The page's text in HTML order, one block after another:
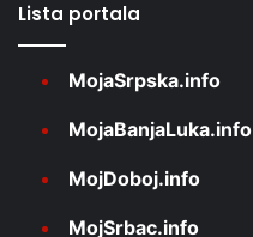
Lista portala
MojaSrpska.info
MojaBanjaLuka.info
MojDoboj.info
MojSrbac.info